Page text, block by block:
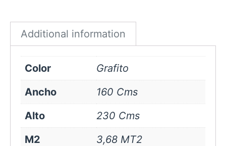
Additional information
Color
Grafito
Ancho
160 Cms
Alto
230 Cms
M2
3,68 MT2